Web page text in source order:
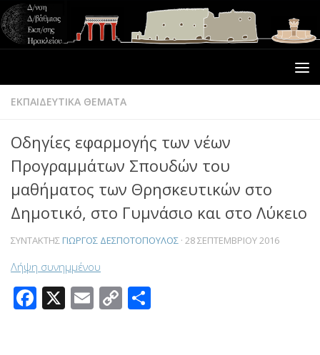
ΕΚΠΑΙΔΕΥΤΙΚΑ ΘΕΜΑΤΑ
Οδηγίες εφαρμογής των νέων
Προγραμμάτων Σπουδών του
μαθήματος των Θρησκευτικών στο
Δημοτικό, στο Γυμνάσιο και στο Λύκειο
ΣΥΝΤΆΚΤΗΣ ΓΙΏΡΓΟΣ ΔΕΣΠΟΤΌΠΟΥΛΟΣ · 28 ΣΕΠΤΕΜΒΡΊΟΥ 2016
Λήψη συνημμένου
Facebook
X Email
Copy